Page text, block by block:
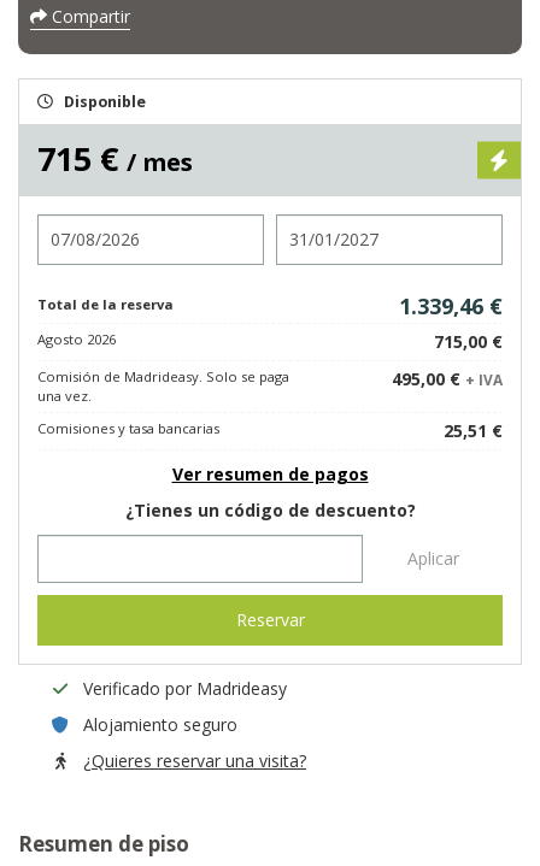
Compartir
Disponible
715 € / mes
Total de la reserva 1.339,46 €
Agosto 2026 715,00 €
Comisión de Madrideasy. Solo se paga
una vez.
495,00 € + IVA
Comisiones y tasa bancarias
25,51 €
Ver resumen de pagos
¿Tienes un código de descuento?
Aplicar
Reservar
Verificado por Madrideasy
Alojamiento seguro
¿Quieres reservar una visita?
Resumen de piso